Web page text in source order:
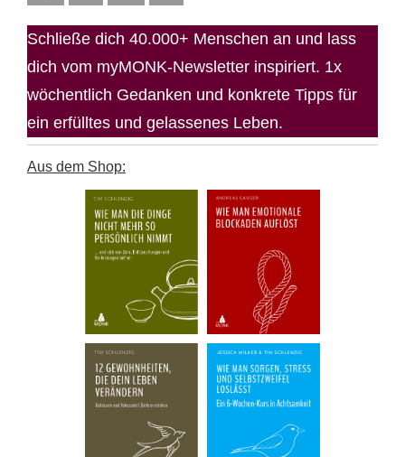
Schließe dich 40.000+ Menschen an und lass
dich vom myMONK-Newsletter inspiriert. 1x
wöchentlich Gedanken und konkrete Tipps für
ein erfülltes und gelassenes Leben.
Aus dem Shop: